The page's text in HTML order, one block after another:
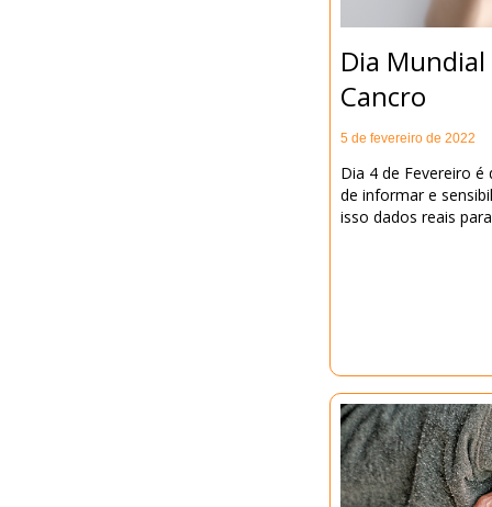
Dia
Cancro
5 de fevereiro de 2022
Dia 4 de Fevereiro
de informar e
isso dados reais